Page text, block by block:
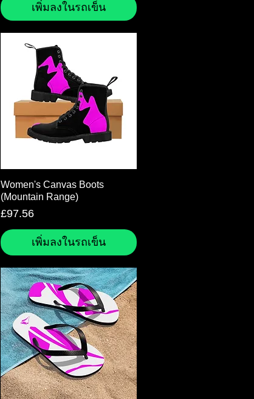
เพิ่มลงในรถเข็น
ดูข้อมูลด่วน
Women's Canvas Boots
(Mountain Range)
ราคา
£97.56
เพิ่มลงในรถเข็น